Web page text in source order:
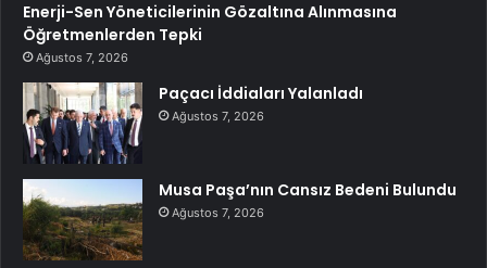
Enerji-Sen Yöneticilerinin Gözaltına Alınmasına
Öğretmenlerden Tepki
Ağustos 7, 2026
Paçacı İddiaları Yalanladı
Ağustos 7, 2026
Musa Paşa’nın Cansız Bedeni Bulundu
Ağustos 7, 2026